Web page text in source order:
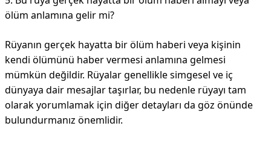
ölüm anlamına gelir mi?
Rüyanın gerçek hayatta bir ölüm haberi veya kişinin
kendi ölümünü haber vermesi anlamına gelmesi
mümkün değildir. Rüyalar genellikle simgesel ve iç
dünyaya dair mesajlar taşırlar, bu nedenle rüyayı tam
olarak yorumlamak için diğer detayları da göz önünde
bulundurmanız önemlidir.